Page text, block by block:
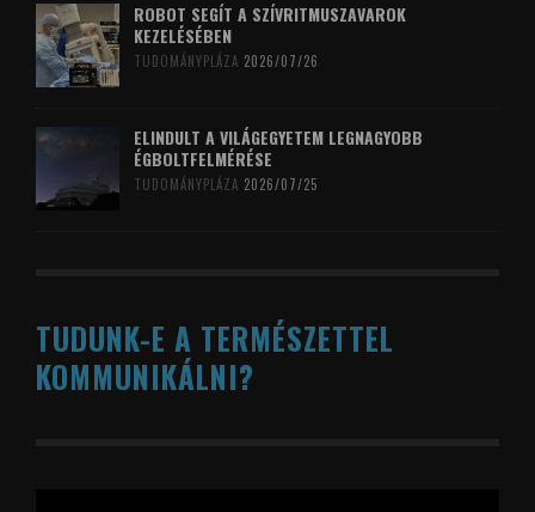
ROBOT SEGÍT A SZÍVRITMUSZAVAROK
KEZELÉSÉBEN
TUDOMÁNYPLÁZA 2026/07/26
ELINDULT A VILÁGEGYETEM LEGNAGYOBB
ÉGBOLTFELMÉRÉSE
TUDOMÁNYPLÁZA 2026/07/25
TUDUNK-E A TERMÉSZETTEL
KOMMUNIKÁLNI?